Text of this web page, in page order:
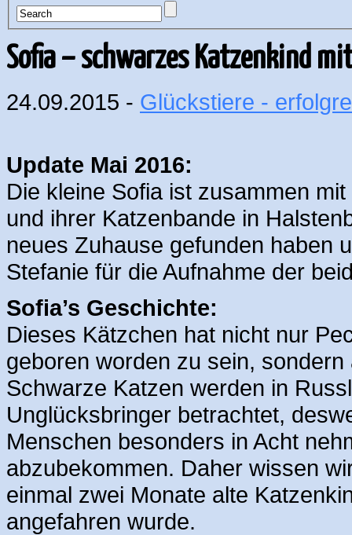
Sofia – schwarzes Katzenkind
24.09.2015 - Glückstiere -
Update Mai 2016:
Die kleine Sofia ist zusammen
und ihrer Katzenbande in
neues Zuhause gefunden haben
Stefanie für die Aufnahme der
Sofia’s Geschichte:
Dieses Kätzchen hat nicht nur
geboren worden zu sein,
Schwarze Katzen werden in
Unglücksbringer betrachtet,
Menschen besonders in Acht
abzubekommen. Daher wissen
einmal zwei Monate alte
angefahren wurde.